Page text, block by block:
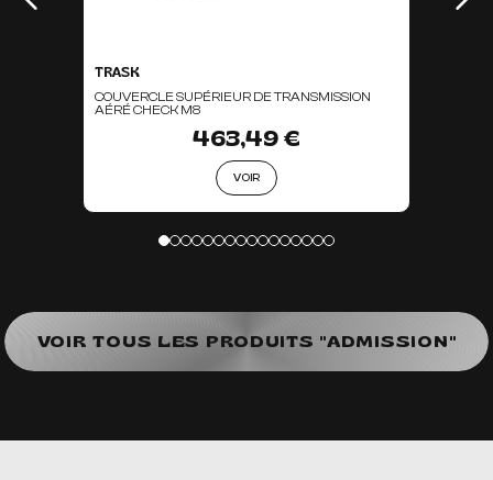
TRASK
COUVERCLE SUPÉRIEUR DE TRANSMISSION
AÉRÉ CHECK M8
463,49 €
VOIR
VOIR TOUS LES PRODUITS "ADMISSION"